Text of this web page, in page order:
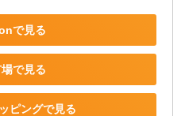
で見る
で見る
ピングで見る